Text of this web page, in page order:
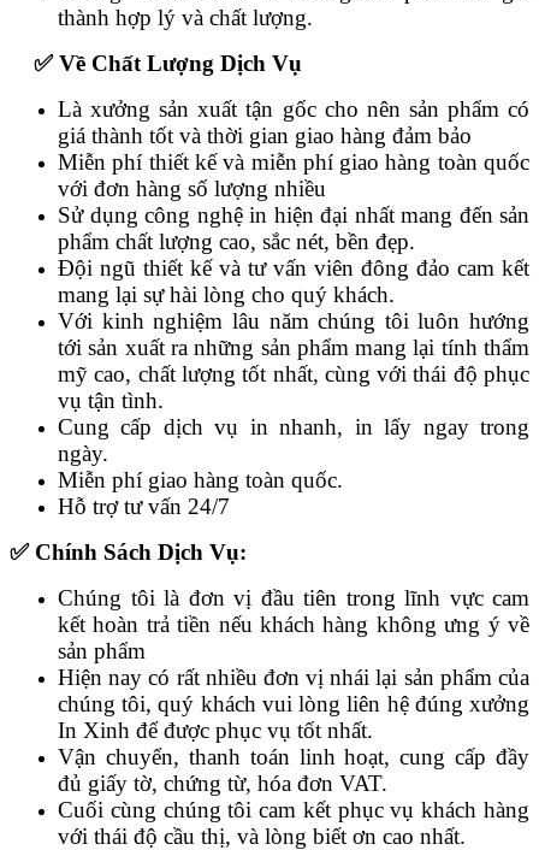
thành hợp lý và chất lượng.
✅ Về Chất Lượng Dịch Vụ
Là xưởng sản xuất tận gốc cho nên sản phẩm có
giá thành tốt và thời gian giao hàng đảm bảo
Miễn phí thiết kế và miễn phí giao hàng toàn quốc
với đơn hàng số lượng nhiều
Sử dụng công nghệ in hiện đại nhất mang đến sản
phẩm chất lượng cao, sắc nét, bền đẹp.
Đội ngũ thiết kế và tư vấn viên đông đảo cam kết
mang lại sự hài lòng cho quý khách.
Với kinh nghiệm lâu năm chúng tôi luôn hướng
tới sản xuất ra những sản phẩm mang lại tính thẩm
mỹ cao, chất lượng tốt nhất, cùng với thái độ phục
vụ tận tình.
Cung cấp dịch vụ in nhanh, in lấy ngay trong
ngày.
Miễn phí giao hàng toàn quốc.
Hỗ trợ tư vấn 24/7
✅ Chính Sách Dịch Vụ:
Chúng tôi là đơn vị đầu tiên trong lĩnh vực cam
kết hoàn trả tiền nếu khách hàng không ưng ý về
sản phẩm
Hiện nay có rất nhiều đơn vị nhái lại sản phẩm của
chúng tôi, quý khách vui lòng liên hệ đúng xưởng
In Xinh để được phục vụ tốt nhất.
Vận chuyển, thanh toán linh hoạt, cung cấp đầy
đủ giấy tờ, chứng từ, hóa đơn VAT.
Cuối cùng chúng tôi cam kết phục vụ khách hàng
với thái độ cầu thị, và lòng biết ơn cao nhất.